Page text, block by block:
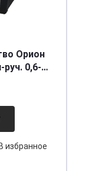
Орион
руч. 0,6-
В избранное